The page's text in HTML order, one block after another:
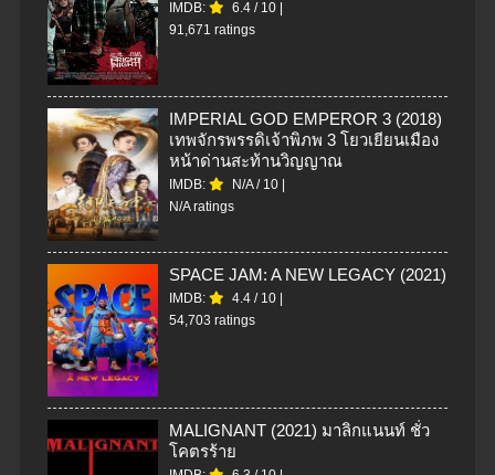
IMDB: 6.4 / 10 |
91,671 ratings
IMPERIAL GOD EMPEROR 3 (2018)
เทพจักรพรรดิเจ้าพิภพ 3 โยวเยียนเมือง
หน้าด่านสะท้านวิญญาณ
IMDB: N/A/ 10 |
N/A ratings
SPACE JAM: A NEW LEGACY (2021)
IMDB: 4.4 / 10 |
54,703 ratings
MALIGNANT (2021) มาลิกแนนท์ ชั่ว
โคตรร้าย